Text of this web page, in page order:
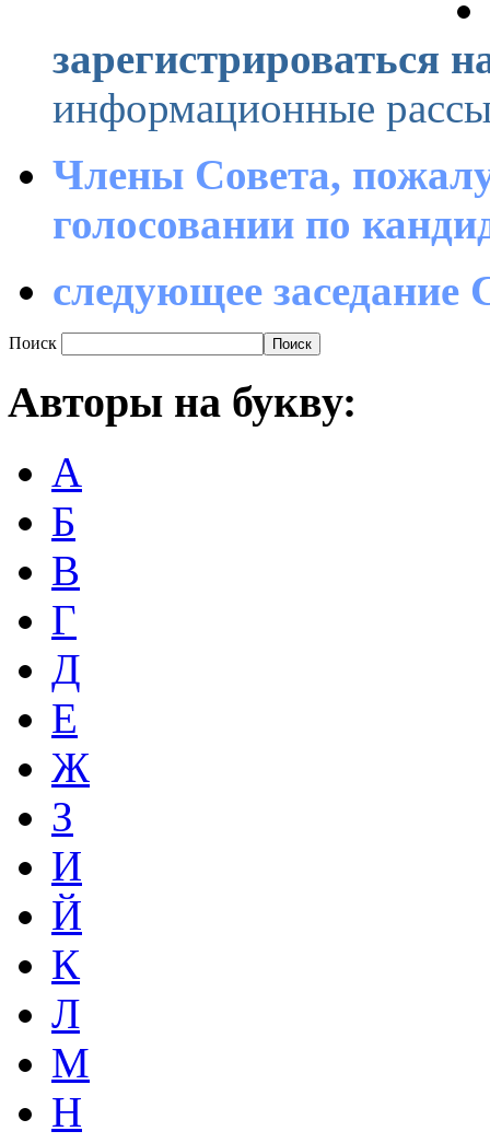
зарегистрироваться
информационные
Члены Совета,
голосовании по
следующее заседание
Поиск
Авторы на букву:
А
Б
В
Г
Д
Е
Ж
З
И
Й
К
Л
М
Н